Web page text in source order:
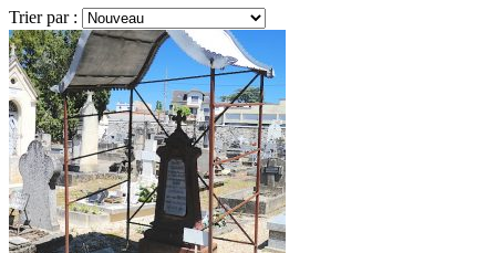
Trier par :